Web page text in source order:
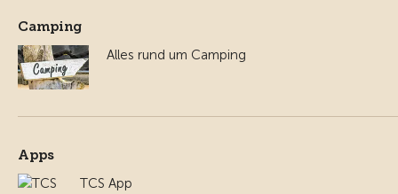
Camping
Alles rund um Camping
Apps
TCS App